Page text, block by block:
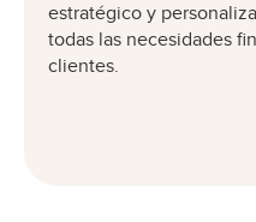
estratégico y
todas las necesidades
clientes.